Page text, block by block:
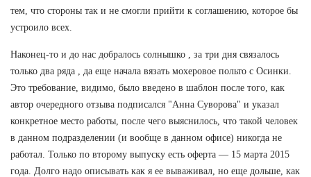
тем, что стороны так и не смогли прийти к соглашению, которое бы
устроило всех.
Наконец-то и до нас добралось солнышко , за три дня связалось
только два ряда , да еще начала вязать мохеровое польто с Осинки.
Это требование, видимо, было введено в шаблон после того, как
автор очередного отзыва подписался "Анна Суворова" и указал
конкретное место работы, после чего выяснилось, что такой человек
в данном подразделении (и вообще в данном офисе) никогда не
работал. Только по второму выпуску есть оферта — 15 марта 2015
года. Долго надо описывать как я ее вываживал, но еще дольше, как